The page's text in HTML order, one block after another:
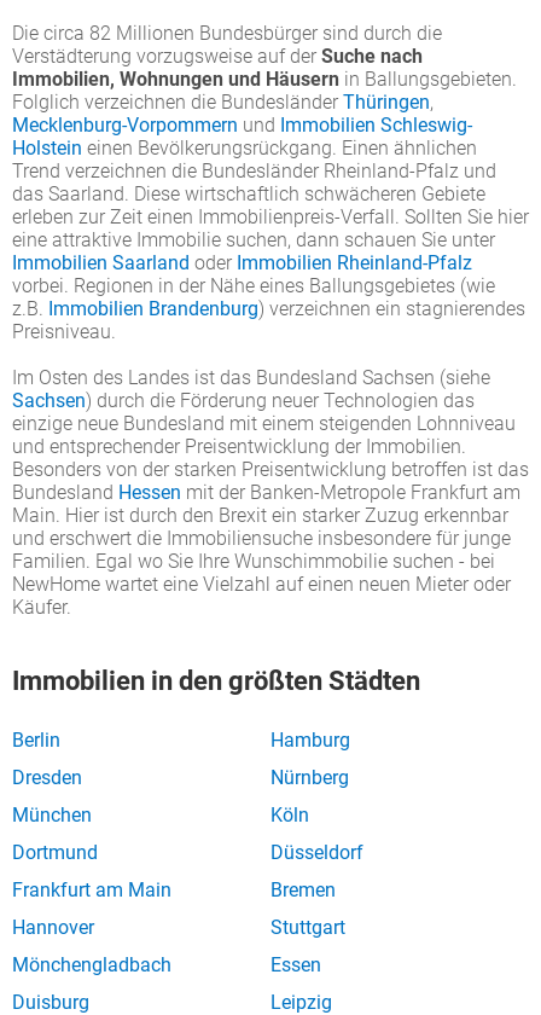
Die circa 82 Millionen Bundesbürger sind durch die
Verstädterung vorzugsweise auf der Suche nach
Immobilien, Wohnungen und Häusern in Ballungsgebieten.
Folglich verzeichnen die Bundesländer Thüringen,
Mecklenburg-Vorpommern und Immobilien Schleswig-
Holstein einen Bevölkerungsrückgang. Einen ähnlichen
Trend verzeichnen die Bundesländer Rheinland-Pfalz und
das Saarland. Diese wirtschaftlich schwächeren Gebiete
erleben zur Zeit einen Immobilienpreis-Verfall. Sollten Sie hier
eine attraktive Immobilie suchen, dann schauen Sie unter
Immobilien Saarland oder Immobilien Rheinland-Pfalz
vorbei. Regionen in der Nähe eines Ballungsgebietes (wie
z.B. Immobilien Brandenburg) verzeichnen ein stagnierendes
Preisniveau.
Im Osten des Landes ist das Bundesland Sachsen (siehe
Sachsen) durch die Förderung neuer Technologien das
einzige neue Bundesland mit einem steigenden Lohnniveau
und entsprechender Preisentwicklung der Immobilien.
Besonders von der starken Preisentwicklung betroffen ist das
Bundesland Hessen mit der Banken-Metropole Frankfurt am
Main. Hier ist durch den Brexit ein starker Zuzug erkennbar
und erschwert die Immobiliensuche insbesondere für junge
Familien. Egal wo Sie Ihre Wunschimmobilie suchen - bei
NewHome wartet eine Vielzahl auf einen neuen Mieter oder
Käufer.
Immobilien in den größten Städten
Berlin
Hamburg
Dresden
Nürnberg
München
Köln
Dortmund
Düsseldorf
Frankfurt am Main
Bremen
Hannover
Stuttgart
Mönchengladbach
Essen
Duisburg
Leipzig